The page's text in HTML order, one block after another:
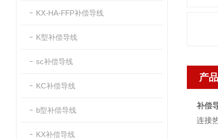
KX-HA-FFP补偿导线
K型补偿导线
sc补偿导线
KC补偿导线
b型补偿导线
KX补偿导线
产
补偿
连接